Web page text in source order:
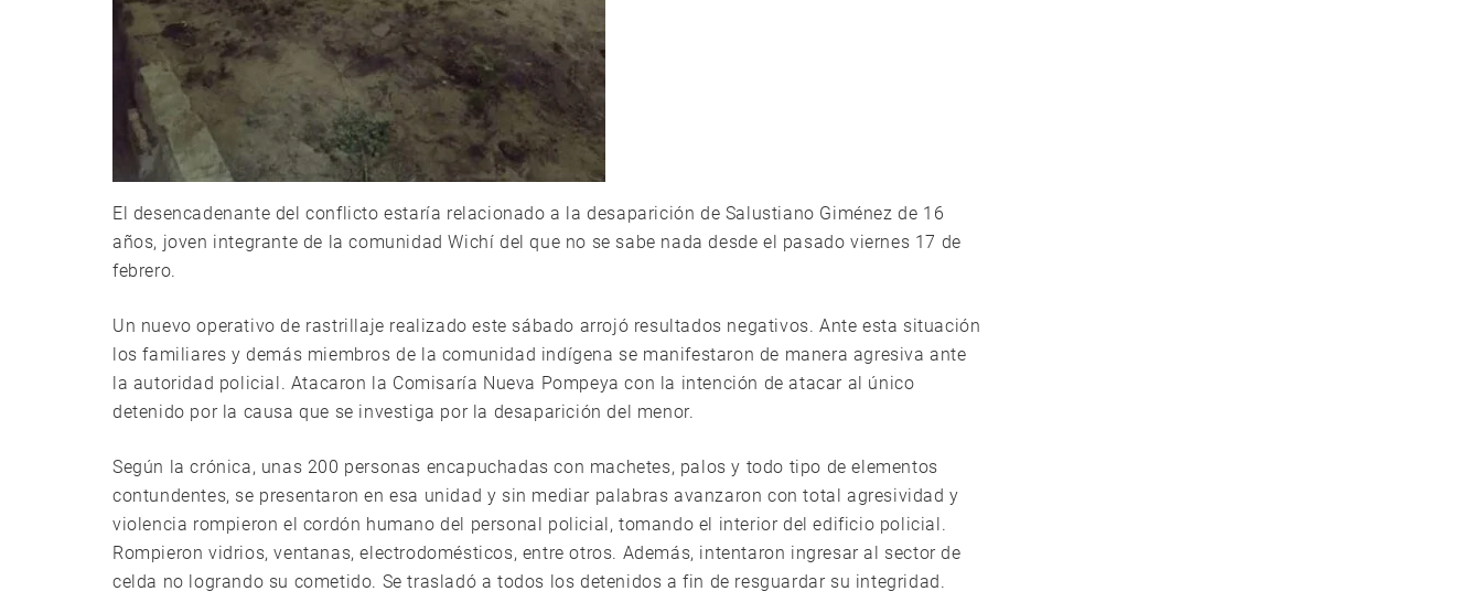
El desencadenante del conflicto estaría relacionado a la desaparición de Salustiano Giménez de 16
años, joven integrante de la comunidad Wichí del que no se sabe nada desde el pasado viernes 17 de
febrero.
Un nuevo operativo de rastrillaje realizado este sábado arrojó resultados negativos. Ante esta situación
los familiares y demás miembros de la comunidad indígena se manifestaron de manera agresiva ante
la autoridad policial. Atacaron la Comisaría Nueva Pompeya con la intención de atacar al único
detenido por la causa que se investiga por la desaparición del menor.
Según la crónica, unas 200 personas encapuchadas con machetes, palos y todo tipo de elementos
contundentes, se presentaron en esa unidad y sin mediar palabras avanzaron con total agresividad y
violencia rompieron el cordón humano del personal policial, tomando el interior del edificio policial.
Rompieron vidrios, ventanas, electrodomésticos, entre otros. Además, intentaron ingresar al sector de
celda no logrando su cometido. Se trasladó a todos los detenidos a fin de resguardar su integridad.